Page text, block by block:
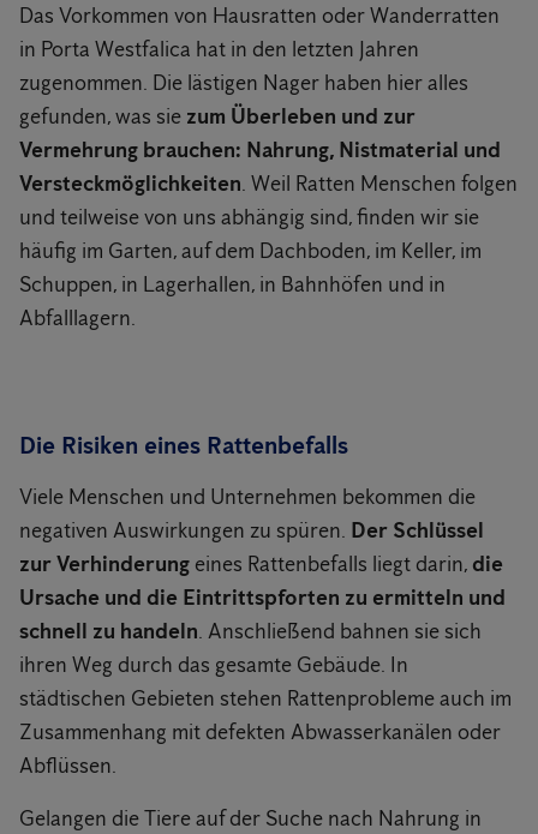
Das Vorkommen von Hausratten oder Wanderratten
in Porta Westfalica hat in den letzten Jahren
zugenommen. Die lästigen Nager haben hier alles
gefunden, was sie zum Überleben und zur
Vermehrung brauchen: Nahrung, Nistmaterial und
Versteckmöglichkeiten. Weil Ratten Menschen folgen
und teilweise von uns abhängig sind, finden wir sie
häufig im Garten, auf dem Dachboden, im Keller, im
Schuppen, in Lagerhallen, in Bahnhöfen und in
Abfalllagern.
Die Risiken eines Rattenbefalls
Viele Menschen und Unternehmen bekommen die
negativen Auswirkungen zu spüren. Der Schlüssel
zur Verhinderung eines Rattenbefalls liegt darin, die
Ursache und die Eintrittspforten zu ermitteln und
schnell zu handeln. Anschließend bahnen sie sich
ihren Weg durch das gesamte Gebäude. In
städtischen Gebieten stehen Rattenprobleme auch im
Zusammenhang mit defekten Abwasserkanälen oder
Abflüssen.
Gelangen die Tiere auf der Suche nach Nahrung in